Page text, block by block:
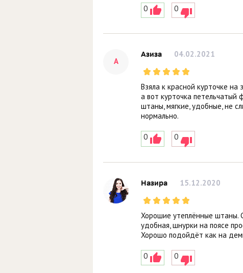
0 0
А
Азиза 04.02.2021
Взяла к красной курточке
а вот курточка петельчатый
штаны, мягкие, удобные, не
нормально.
0 0
Назира 15.12.2020
Хорошие утеплённые штаны.
удобная, шнурки на поясе
Хорошо подойдёт как на
0 0